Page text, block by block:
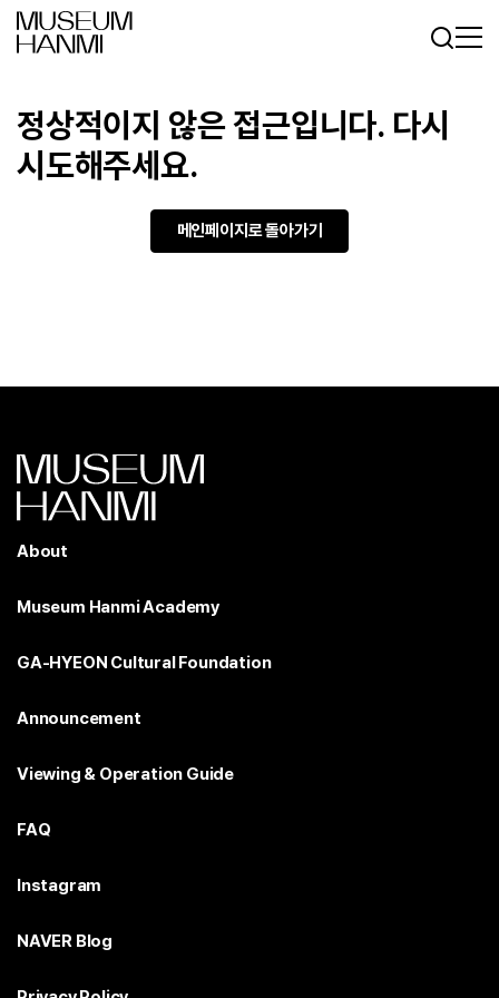
정상적이지 않은 접근입니다. 다시
시도해주세요.
메인페이지로 돌아가기
About
Museum Hanmi Academy
GA-HYEON Cultural Foundation
Announcement
Viewing & Operation Guide
FAQ
Instagram
NAVER Blog